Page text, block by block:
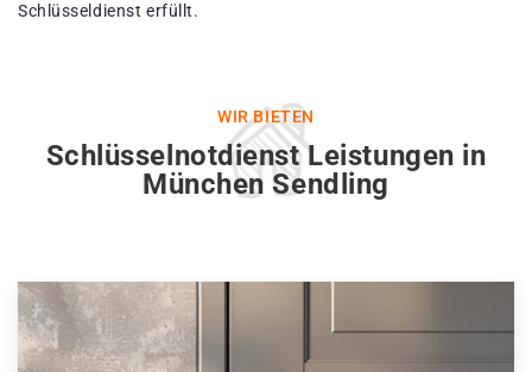
Schlüsseldienst erfüllt.
WIR BIETEN
Schlüsselnotdienst Leistungen in
München Sendling